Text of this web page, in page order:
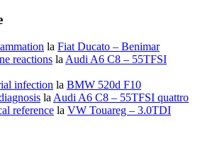
la Fiat Ducato – Benimar
reactions la Audi A6 C8 – 55TFSI
infection la BMW 520d F10
la Audi A6 C8 – 55TFSI quattro
reference la VW Touareg – 3.0TDI